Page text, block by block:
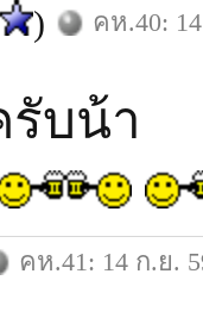
) คห.40:
รับน้า
คห.41: 14 ก.ย.